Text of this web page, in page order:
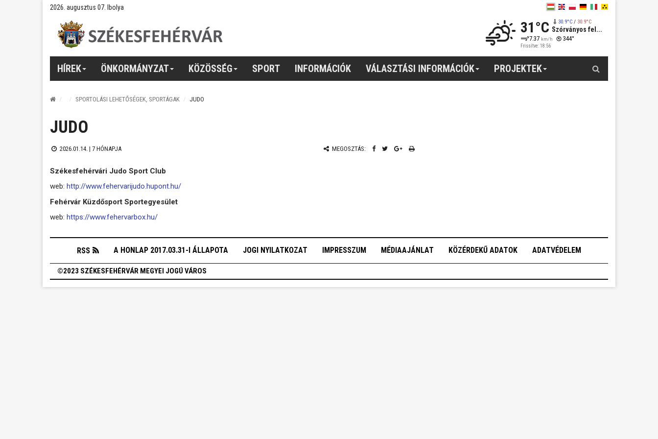
2026. augusztus 07. Ibolya
31°C 30.9°C/ 30.9°C
Szórványos fel...
7.37 km/h 344°
Frissítve: 18:56
HÍREK ÖNKORMÁNYZAT KÖZÖSSÉG SPORT INFORMÁCIÓK VÁLASZTÁSI INFORMÁCIÓK PROJEKTEK
SPORTOLÁSI LEHETŐSÉGEK, SPORTÁGAK JUDO
JUDO
2026.01.14. | 7 HÓNAPJA MEGOSZTÁS:
Székesfehérvári Judo Sport Club
web: http://www.fehervarijudo.hupont.hu/
Fehérvár Küzdősport Sportegyesület
web: https://www.fehervarbox.hu/
RSS A HONLAP 2017.03.31-I ÁLLAPOTA JOGI NYILATKOZAT IMPRESSZUM MÉDIAAJÁNLAT KÖZÉRDEKŰ ADATOK ADATVÉDELEM
©2023 SZÉKESFEHÉRVÁR MEGYEI JOGÚ VÁROS